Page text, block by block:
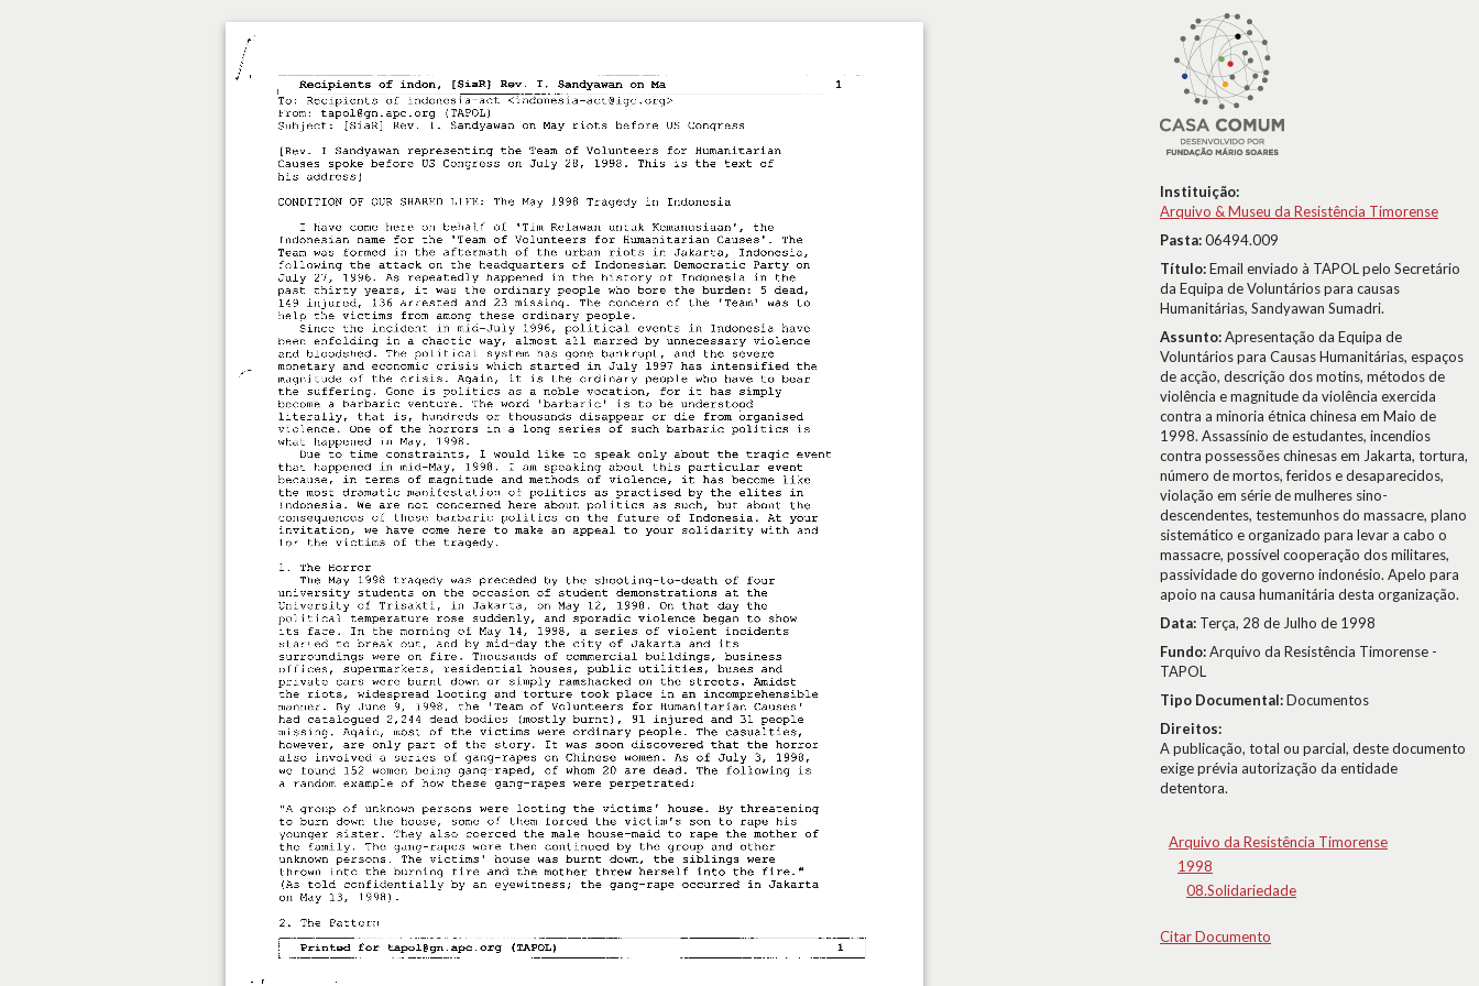
Instituição:
Arquivo & Museu da Resistência Timorense
Pasta:06494.009
Título:Email enviado à TAPOL pelo Secretário
da Equipa de Voluntários para causas
Humanitárias, Sandyawan Sumadri.
Assunto:Apresentação da Equipa de
Voluntários para Causas Humanitárias, espaços
de acção, descrição dos motins, métodos de
violência e magnitude da violência exercida
contra a minoria étnica chinesa em Maio de
1998. Assassínio de estudantes, incendios
contra possessões chinesas em Jakarta, tortura,
número de mortos, feridos e desaparecidos,
violação em série de mulheres sino-
descendentes, testemunhos do massacre, plano
sistemático e organizado para levar a cabo o
massacre, possível cooperação dos militares,
passividade do governo indonésio. Apelo para
apoio na causa humanitária desta organização.
Data: Terça, 28 de Julho de 1998
Fundo:Arquivo da Resistência Timorense -
TAPOL
Tipo Documental:Documentos
Direitos:
A publicação, total ou parcial, deste documento
exige prévia autorização da entidade
detentora.
Arquivo da Resistência Timorense
1998
08.Solidariedade
Citar Documento